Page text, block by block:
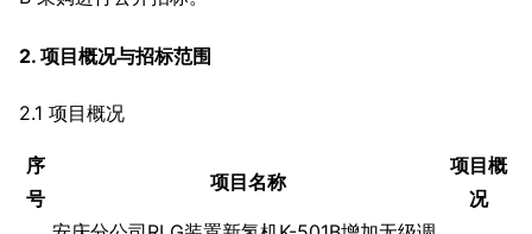
2. 项目概况与招标范围
2.1 项目概况
序
号
项目名称
项目概
况